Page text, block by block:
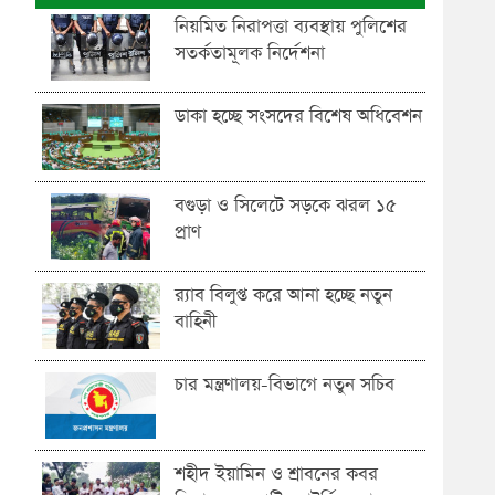
নিয়মিত নিরাপত্তা ব্যবস্থায় পুলিশের
সতর্কতামূলক নির্দেশনা
ডাকা হচ্ছে সংসদের বিশেষ অধিবেশন
বগুড়া ও সিলেটে সড়কে ঝরল ১৫
প্রাণ
র‍্যাব বিলুপ্ত করে আনা হচ্ছে নতুন
বাহিনী
চার মন্ত্রণালয়-বিভাগে নতুন সচিব
শহীদ ইয়ামিন ও শ্রাবনের কবর